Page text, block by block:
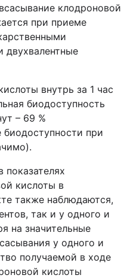
клодроновой
при приеме
внутрь за 1 час
биодоступность
– 69 %
биодоступности при
кислоты в
также наблюдаются,
так и у одного и
на значительные
у одного и
получаемой в ходе
кислоты